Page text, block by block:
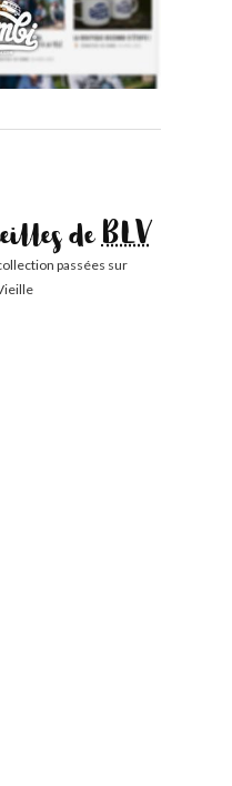
deBLV
passées sur